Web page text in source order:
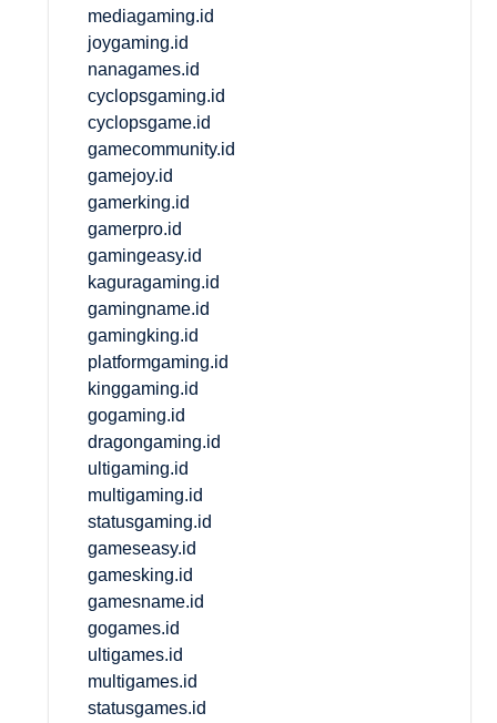
mediagaming.id
joygaming.id
nanagames.id
cyclopsgaming.id
cyclopsgame.id
gamecommunity.id
gamejoy.id
gamerking.id
gamerpro.id
gamingeasy.id
kaguragaming.id
gamingname.id
gamingking.id
platformgaming.id
kinggaming.id
gogaming.id
dragongaming.id
ultigaming.id
multigaming.id
statusgaming.id
gameseasy.id
gamesking.id
gamesname.id
gogames.id
ultigames.id
multigames.id
statusgames.id